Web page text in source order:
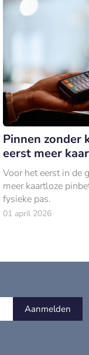
Pinnen zonder
eerst meer
Voor het eerst in de
meer kaartloze
fysieke pas.
01 april 2026
Aanmelden